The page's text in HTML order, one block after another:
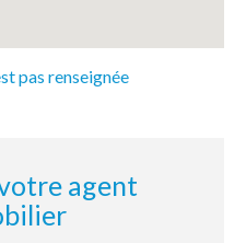
pas renseignée
agent